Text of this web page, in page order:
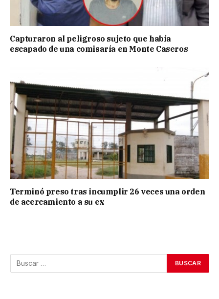
Capturaron al peligroso sujeto que había
escapado de una comisaría en Monte Caseros
Terminó preso tras incumplir 26 veces una orden
de acercamiento a su ex